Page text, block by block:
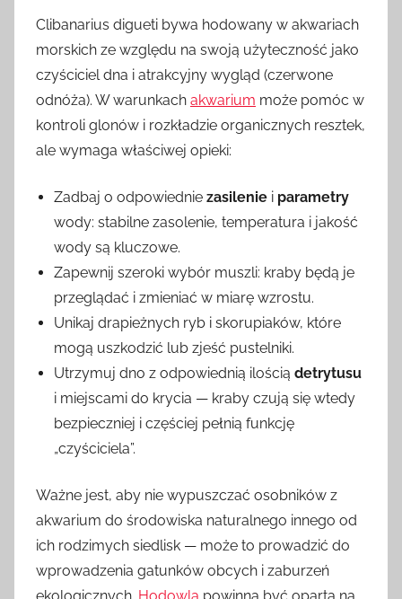
Clibanarius digueti bywa hodowany w akwariach
morskich ze względu na swoją użyteczność jako
czyściciel dna i atrakcyjny wygląd (czerwone
odnóża). W warunkach akwarium może pomóc w
kontroli glonów i rozkładzie organicznych resztek,
ale wymaga właściwej opieki:
Zadbaj o odpowiednie zasilenie i parametry
wody: stabilne zasolenie, temperatura i jakość
wody są kluczowe.
Zapewnij szeroki wybór muszli: kraby będą je
przeglądać i zmieniać w miarę wzrostu.
Unikaj drapieżnych ryb i skorupiaków, które
mogą uszkodzić lub zjeść pustelniki.
Utrzymuj dno z odpowiednią ilością detrytusu
i miejscami do krycia — kraby czują się wtedy
bezpieczniej i częściej pełnią funkcję
„czyściciela”.
Ważne jest, aby nie wypuszczać osobników z
akwarium do środowiska naturalnego innego od
ich rodzimych siedlisk — może to prowadzić do
wprowadzenia gatunków obcych i zaburzeń